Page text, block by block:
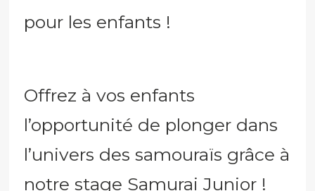
pour les enfants !
Offrez à vos enfants
l’opportunité de plonger dans
l’univers des samouraïs grâce à
notre stage Samurai Junior !